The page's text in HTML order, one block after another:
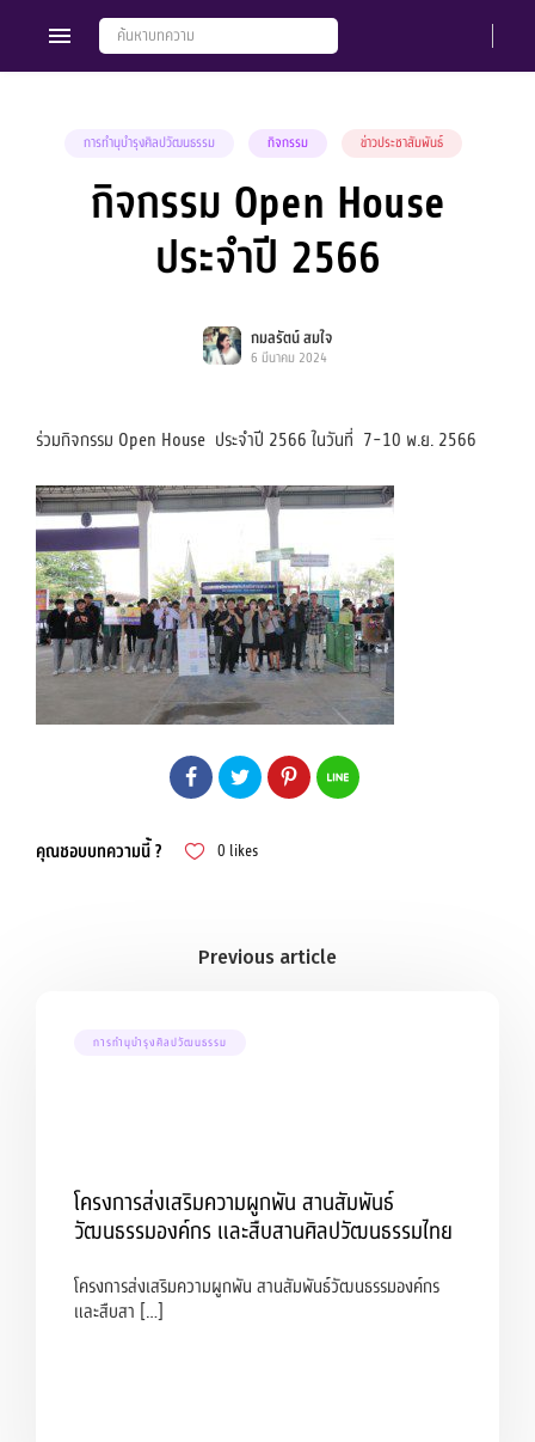
การทำนุบำรุงศิลปวัฒนธรรม กิจกรรม ข่าวประชาสัมพันธ์
กิจกรรม Open House
ประจำปี 2566
กมลรัตน์ สมใจ
6 มีนาคม 2024
ร่วมกิจกรรม Open House ประจำปี 2566 ในวันที่ 7-10 พ.ย. 2566
คุณชอบบทความนี้ ? 0 likes
การทำนุบำรุงศิลปวัฒนธรรม
โครงการส่งเสริมความผูกพัน สานสัมพันธ์
วัฒนธรรมองค์กร และสืบสานศิลปวัฒนธรรมไทย
โครงการส่งเสริมความผูกพัน สานสัมพันธ์วัฒนธรรมองค์กร
และสืบสา […]
Groups